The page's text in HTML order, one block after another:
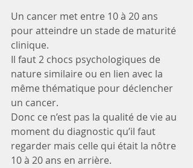
Un cancer met entre 10 à 20 ans
pour atteindre un stade de maturité
clinique.
Il faut 2 chocs psychologiques de
nature similaire ou en lien avec la
même thématique pour déclencher
un cancer.
Donc ce n’est pas la qualité de vie au
moment du diagnostic qu’il faut
regarder mais celle qui était la nôtre
10 à 20 ans en arrière.